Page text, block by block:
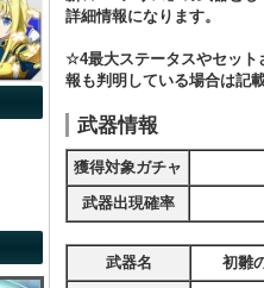
詳細情報になります。
☆4最大ステータスやセット
報も判明している場合は記
武器情報
獲得対象ガチャ
武器出現確率
武器名 初雛